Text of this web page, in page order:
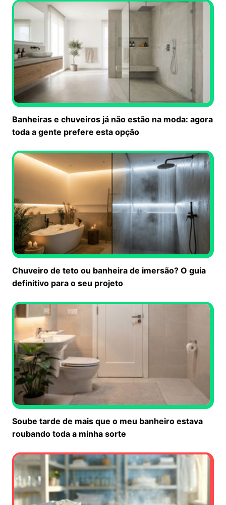
Banheiras e chuveiros já não estão na moda: agora
toda a gente prefere esta opção
Chuveiro de teto ou banheira de imersão? O guia
definitivo para o seu projeto
Soube tarde de mais que o meu banheiro estava
roubando toda a minha sorte